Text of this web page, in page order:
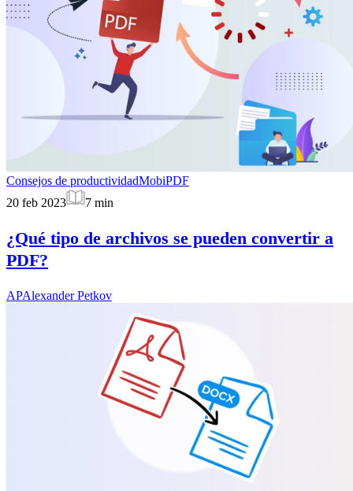
Consejos de productividadMobiPDF
20 feb 2023
7 min
¿Qué tipo de archivos se pueden convertir a
PDF?
APAlexander Petkov